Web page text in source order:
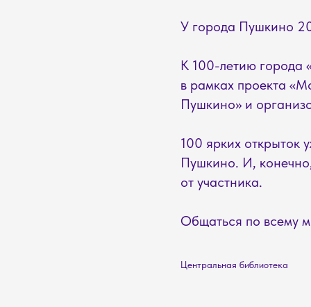
У города Пушкино
К 100-летию города
в рамках проекта
Пушкино» и
100 ярких открыток
Пушкино. И,
от участника.
Общаться по всему
Центральная библиотека